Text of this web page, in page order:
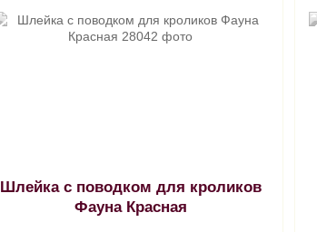
Шлейка с поводком для кроликов
Фауна Красная